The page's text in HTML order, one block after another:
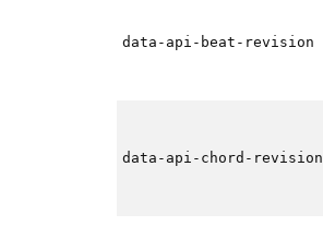
data-api-beat-revision
data-api-chord-revision